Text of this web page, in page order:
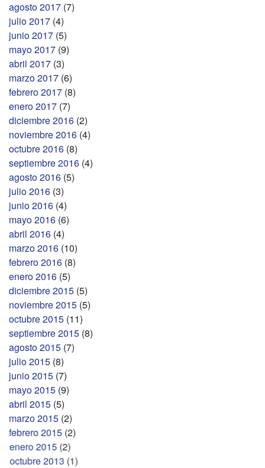
agosto 2017 (7)
julio 2017 (4)
junio 2017 (5)
mayo 2017 (9)
abril 2017 (3)
marzo 2017 (6)
febrero 2017 (8)
enero 2017 (7)
diciembre 2016 (2)
noviembre 2016 (4)
octubre 2016 (8)
septiembre 2016 (4)
agosto 2016 (5)
julio 2016 (3)
junio 2016 (4)
mayo 2016 (6)
abril 2016 (4)
marzo 2016 (10)
febrero 2016 (8)
enero 2016 (5)
diciembre 2015 (5)
noviembre 2015 (5)
octubre 2015 (11)
septiembre 2015 (8)
agosto 2015 (7)
julio 2015 (8)
junio 2015 (7)
mayo 2015 (9)
abril 2015 (5)
marzo 2015 (2)
febrero 2015 (2)
enero 2015 (2)
octubre 2013 (1)